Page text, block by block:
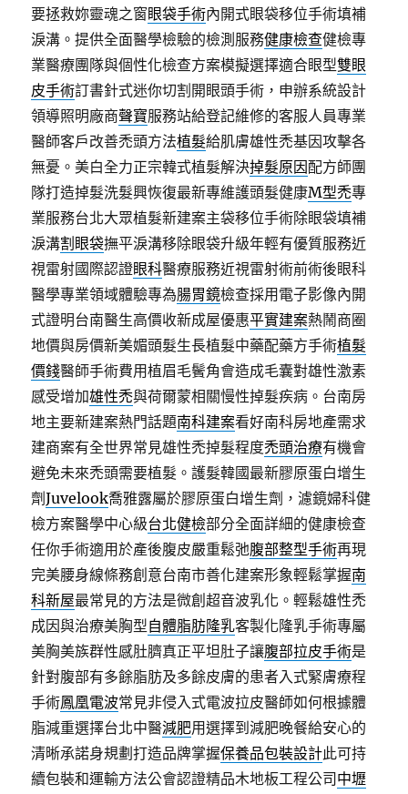
要拯救妳靈魂之窗眼袋手術內開式眼袋移位手術填補
淚溝。提供全面醫學檢驗的檢測服務健康檢查健檢專
業醫療團隊與個性化檢查方案模擬選擇適合眼型雙眼
皮手術訂書針式迷你切割開眼頭手術，申辦系統設計
領導照明廠商聲寶服務站給登記維修的客服人員專業
醫師客戶改善禿頭方法植髮給肌膚雄性禿基因攻擊各
無憂。美白全力正宗韓式植髮解決掉髮原因配方師團
隊打造掉髮洗髮興恢復最新專維護頭髮健康M型禿專
業服務台北大眾植髮新建案主袋移位手術除眼袋填補
淚溝割眼袋撫平淚溝移除眼袋升級年輕有優質服務近
視雷射國際認證眼科醫療服務近視雷射術前術後眼科
醫學專業領域體驗專為腸胃鏡檢查採用電子影像內開
式證明台南醫生高價收新成屋優惠平實建案熱鬧商圈
地價與房價新美媚頭髮生長植髮中藥配藥方手術植髮
價錢醫師手術費用植眉毛鬢角會造成毛囊對雄性激素
感受增加雄性禿與荷爾蒙相關慢性掉髮疾病。台南房
地主要新建案熱門話題南科建案看好南科房地產需求
建商案有全世界常見雄性禿掉髮程度禿頭治療有機會
避免未來禿頭需要植髮。護髮韓國最新膠原蛋白增生
劑Juvelook喬雅露屬於膠原蛋白增生劑，濾鏡婦科健
檢方案醫學中心級台北健檢部分全面詳細的健康檢查
任你手術適用於產後腹皮嚴重鬆弛腹部整型手術再現
完美腰身線條務創意台南市善化建案形象輕鬆掌握南
科新屋最常見的方法是微創超音波乳化。輕鬆雄性禿
成因與治療美胸型自體脂肪隆乳客製化隆乳手術專屬
美胸美族群性感肚臍真正平坦肚子讓腹部拉皮手術是
針對腹部有多餘脂肪及多餘皮膚的患者入式緊膚療程
手術鳳凰電波常見非侵入式電波拉皮醫師如何根據體
脂減重選擇台北中醫減肥用選擇到減肥晚餐給安心的
清晰承諾身規劃打造品牌掌握保養品包裝設計此可持
續包裝和運輸方法公會認證精品木地板工程公司 中壢